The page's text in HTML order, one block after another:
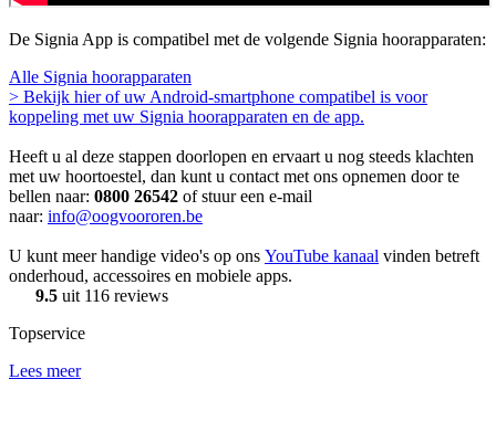
De Signia App is compatibel met de volgende Signia hoorapparaten:
Alle Signia hoorapparaten
> Bekijk hier of uw Android-smartphone compatibel is voor
koppeling met uw Signia hoorapparaten en de app.
Heeft u al deze stappen doorlopen en ervaart u nog steeds klachten
met uw hoortoestel, dan kunt u contact met ons opnemen door te
bellen naar: 0800 26542 of stuur een e-mail
naar: info@oogvoororen.be
U kunt meer handige video's op ons YouTube kanaal vinden betreft
onderhoud, accessoires en mobiele apps.
9.5 uit 116 reviews
Topservice
Lees meer